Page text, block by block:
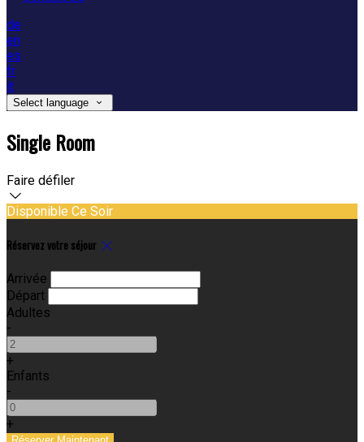
de
en
es
fr
it
Select language
Single Room
Faire défiler
Disponible Ce Soir
Réservez votre séjour
Arrivée
Départ
Adultes
-
+
Enfants
-
+